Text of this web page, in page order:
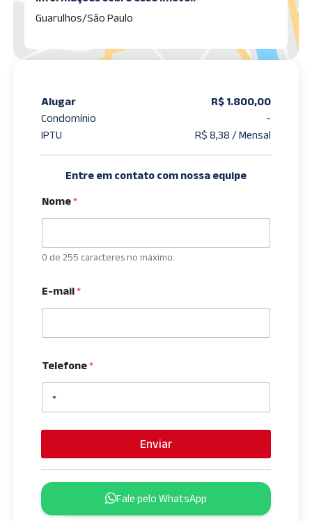
Guarulhos/São Paulo
Alugar
R$ 1.800,00
Condomínio
-
IPTU
R$ 8,38 / Mensal
Entre em contato com nossa equipe
Nome*
0 de 255 caracteres no máximo.
E-mail*
Telefone*
Enviar
Fale pelo WhatsApp